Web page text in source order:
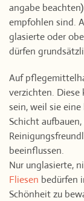
angabe
empfohlen sind.
glasierte oder
dürfen
Auf
verzichten. Diese
sein, weil sie
Schicht
beeinflussen.
Nur unglasierte,
Fliesen bedürfen
Schönheit zu